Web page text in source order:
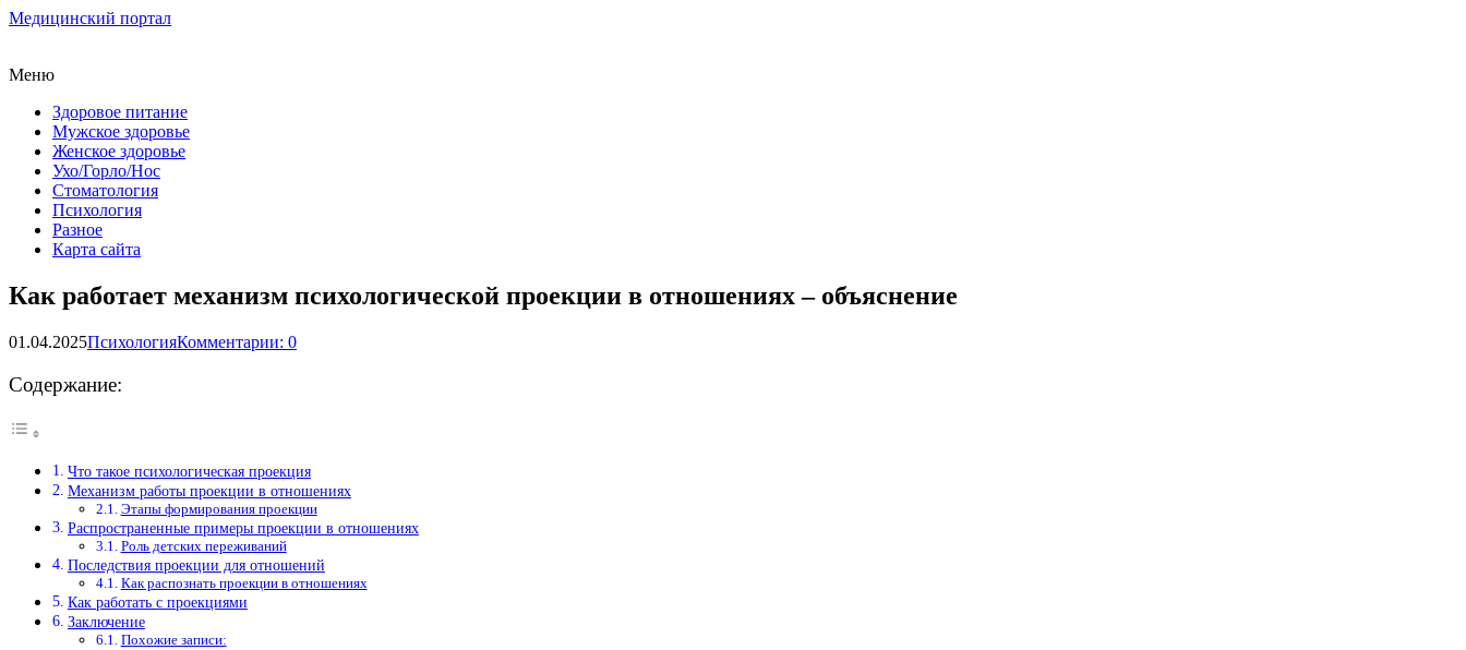
Медицинский портал
Меню
Здоровое питание
Мужское здоровье
Женское здоровье
Ухо/Горло/Нос
Стоматология
Психология
Разное
Карта сайта
Как работает механизм психологической проекции в отношениях – объяснение
01.04.2025ПсихологияКомментарии: 0
Содержание:
Что такое психологическая проекция
Механизм работы проекции в отношениях
Этапы формирования проекции
Распространенные примеры проекции в отношениях
Роль детских переживаний
Последствия проекции для отношений
Как распознать проекции в отношениях
Как работать с проекциями
Заключение
Похожие записи: